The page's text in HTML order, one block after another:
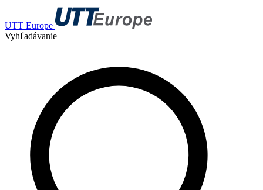
UTT Europe
Vyhľadávanie